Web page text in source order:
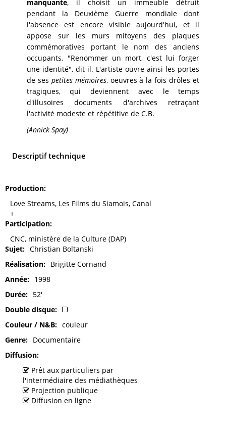
manquante, il choisit un immeuble détruit
pendant la Deuxième Guerre mondiale dont
l'absence est encore visible aujourd'hui, et il
appose sur les murs mitoyens des plaques
commémoratives portant le nom des anciens
occupants. "Renommer un mort, c'est lui forger
une identité", dit-il. L'artiste ouvre ainsi les portes
de ses petites mémoires, oeuvres à la fois drôles et
tragiques, qui deviennent avec le temps
d'illusoires documents d'archives retraçant
l'activité modeste et répétitive de C.B.
(Annick Spay)
Descriptif technique
Production
Love Streams, Les Films du Siamois, Canal
+
Participation
CNC, ministère de la Culture (DAP)
Sujet
Christian Boltanski
Réalisation
Brigitte Cornand
Année
1998
Durée
52'
Double disque
Couleur / N&B
couleur
Genre
Documentaire
Diffusion
Prêt aux particuliers par
l'intermédiaire des médiathèques
Projection publique
Diffusion en ligne